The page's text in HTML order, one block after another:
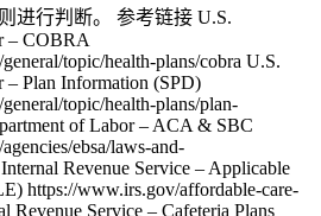
进行判断。 参考链接 U.S.
– COBRA
topic/health-plans/cobra U.S.
– Plan Information (SPD)
topic/health-plans/plan-
of Labor – ACA & SBC
ebsa/laws-and-
Revenue Service – Applicable
https://www.irs.gov/affordable-care-
Revenue Service – Cafeteria Plans